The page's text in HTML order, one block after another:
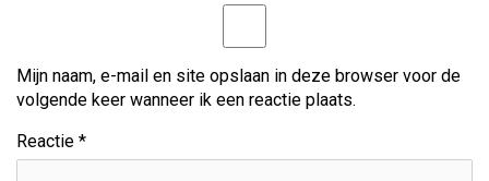
t
i
e
Mijn naam, e-mail en site opslaan in deze browser voor de
volgende keer wanneer ik een reactie plaats.
Reactie *